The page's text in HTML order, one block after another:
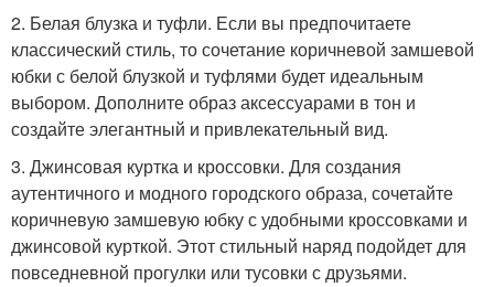
2. Белая блузка и туфли. Если вы предпочитаете
классический стиль, то сочетание коричневой замшевой
юбки с белой блузкой и туфлями будет идеальным
выбором. Дополните образ аксессуарами в тон и
создайте элегантный и привлекательный вид.
3. Джинсовая куртка и кроссовки. Для создания
аутентичного и модного городского образа, сочетайте
коричневую замшевую юбку с удобными кроссовками и
джинсовой курткой. Этот стильный наряд подойдет для
повседневной прогулки или тусовки с друзьями.